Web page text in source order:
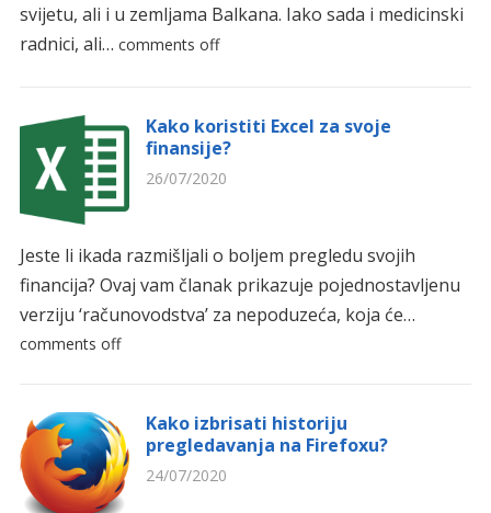
svijetu, ali i u zemljama Balkana. Iako sada i medicinski
radnici, ali… comments off
Kako koristiti Excel za svoje
finansije?
26/07/2020
Jeste li ikada razmišljali o boljem pregledu svojih
financija? Ovaj vam članak prikazuje pojednostavljenu
verziju ‘računovodstva’ za nepoduzeća, koja će…
comments off
Kako izbrisati historiju
pregledavanja na Firefoxu?
24/07/2020